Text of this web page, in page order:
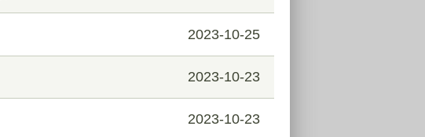
2023-10-25
2023-10-23
2023-10-23